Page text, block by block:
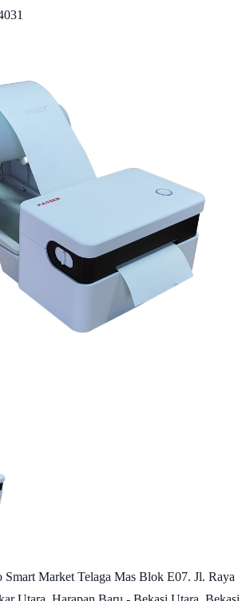
Market Telaga Mas Blok E07. Jl. Raya